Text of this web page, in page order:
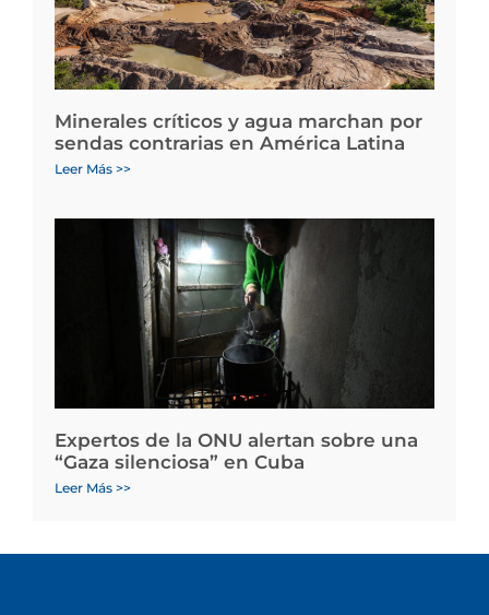
Minerales críticos y agua marchan por
sendas contrarias en América Latina
Leer Más >>
Expertos de la ONU alertan sobre una
“Gaza silenciosa” en Cuba
Leer Más >>